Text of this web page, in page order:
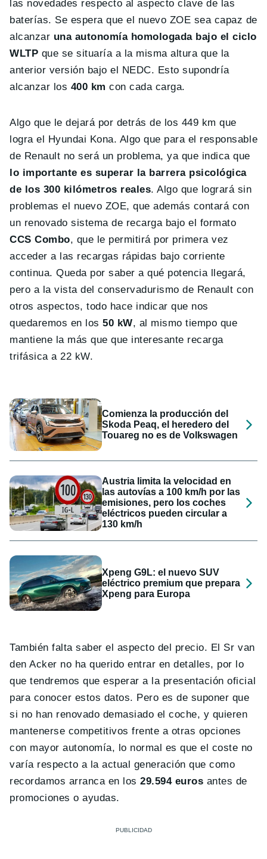
las novedades respecto al aspecto clave de las
baterías. Se espera que el nuevo ZOE sea capaz de
alcanzar una autonomía homologada bajo el ciclo
WLTP que se situaría a la misma altura que la
anterior versión bajo el NEDC. Esto supondría
alcanzar los 400 km con cada carga.
Algo que le dejará por detrás de los 449 km que
logra el Hyundai Kona. Algo que para el responsable
de Renault no será un problema, ya que indica que
lo importante es superar la barrera psicológica
de los 300 kilómetros reales. Algo que logrará sin
problemas el nuevo ZOE, que además contará con
un renovado sistema de recarga bajo el formato
CCS Combo, que le permitirá por primera vez
acceder a las recargas rápidas bajo corriente
continua. Queda por saber a qué potencia llegará,
pero a la vista del conservadurismo de Renault con
otros aspectos, todo hace indicar que nos
quedaremos en los50 kW, al mismo tiempo que
mantiene la más que que interesante recarga
trifásica a 22 kW.
Comienza la producción del
Skoda Peaq, el heredero del
Touareg no es de Volkswagen
Austria limita la velocidad en
las autovías a 100 km/h por las
emisiones, pero los coches
eléctricos pueden circular a
130 km/h
Xpeng G9L: el nuevo SUV
eléctrico premium que prepara
Xpeng para Europa
También falta saber el aspecto del precio. El Sr van
den Acker no ha querido entrar en detalles, por lo
que tendremos que esperar a la presentación oficial
para conocer estos datos. Pero es de suponer que
si no han renovado demasiado el coche, y quieren
mantenerse competitivos frente a otras opciones
con mayor autonomía, lo normal es que el coste no
varía respecto a la actual generación que como
recordamos arranca en los29.594 euros antes de
promociones o ayudas.